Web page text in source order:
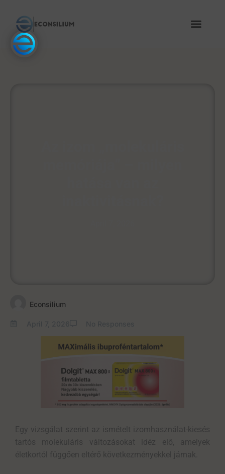
Econsilium
Egy vizsgálat szerint az ismételt izomhasználat-kiesés
tartós molekuláris változásokat idéz elő, amelyek
életkortól függően eltérő következményekkel járnak.